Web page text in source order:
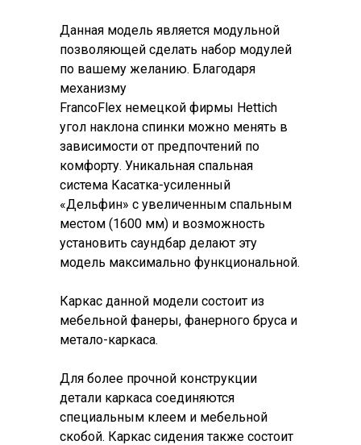
Данная модель является модульной
позволяющей сделать набор модулей
по вашему желанию. Благодаря
механизму
FrancoFlex немецкой фирмы Hettich
угол наклона спинки можно менять в
зависимости от предпочтений по
комфорту. Уникальная спальная
система Касатка-усиленный
«Дельфин» с увеличенным спальным
местом (1600 мм) и возможность
установить саундбар делают эту
модель максимально функциональной.
Каркас данной модели состоит из
мебельной фанеры, фанерного бруса и
метало-каркаса.
Для более прочной конструкции
детали каркаса соединяются
специальным клеем и мебельной
скобой. Каркас сидения также cостоит